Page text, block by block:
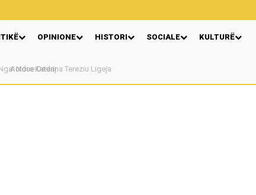
OPINIONE HISTORI SOCIALE KULTURË
Autore Katerina Tereziu Ligeja